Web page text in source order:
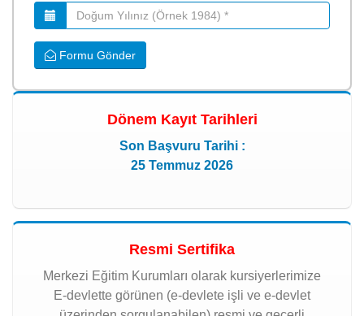
Formu Gönder
Dönem Kayıt Tarihleri
Son Başvuru Tarihi :
25 Temmuz 2026
Resmi Sertifika
Merkezi Eğitim Kurumları olarak kursiyerlerimize
E-devlette görünen (e-devlete işli ve e-devlet